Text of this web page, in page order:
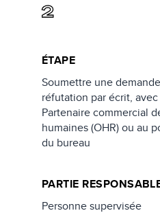
2
ÉTAPE
Soumettre une
réfutation par écrit,
Partenaire commercial
humaines (OHR) ou au
du bureau
PARTIE
Personne supervisée